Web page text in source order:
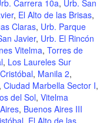
Carrera 10a, Urb. San
, El Alto de las Brisas,
Claras, Urb. Parque
Javier, Urb. El Rincón
Vitelma, Torres de
, Los Laureles Sur
, Manila 2,
, Ciudad Marbella Sector I,
del Sol, Vitelma
, Buenos Aires III
, El Alto de las